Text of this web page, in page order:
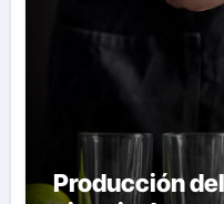
Producción